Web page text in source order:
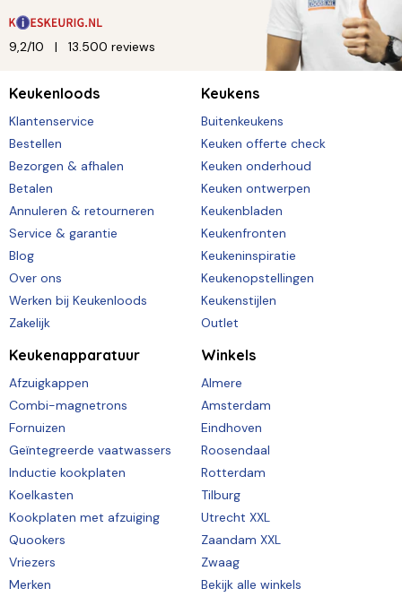
9,2/10 13.500 reviews
Keukenloods
Klantenservice
Bestellen
Bezorgen & afhalen
Betalen
Annuleren & retourneren
Service & garantie
Blog
Over ons
Werken bij Keukenloods
Zakelijk
Keukens
Buitenkeukens
Keuken offerte check
Keuken onderhoud
Keuken ontwerpen
Keukenbladen
Keukenfronten
Keukeninspiratie
Keukenopstellingen
Keukenstijlen
Outlet
Keukenapparatuur
Afzuigkappen
Combi-magnetrons
Fornuizen
Geïntegreerde vaatwassers
Inductie kookplaten
Koelkasten
Kookplaten met afzuiging
Quookers
Vriezers
Merken
Winkels
Almere
Amsterdam
Eindhoven
Roosendaal
Rotterdam
Tilburg
Utrecht XXL
Zaandam XXL
Zwaag
Bekijk alle winkels